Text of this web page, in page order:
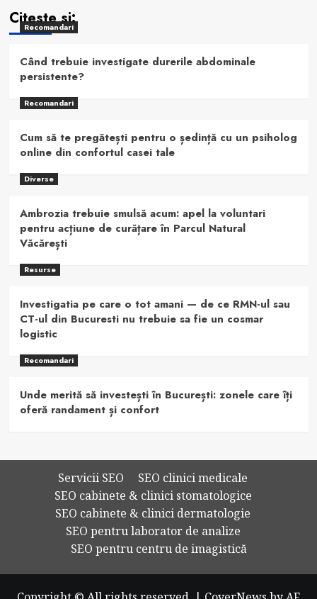
Citeste si:
Recomandari
Când trebuie investigate durerile abdominale
persistente?
Recomandari
Cum să te pregătești pentru o ședință cu un psiholog
online din confortul casei tale
Diverse
Ambrozia trebuie smulsă acum: apel la voluntari
pentru acțiune de curățare în Parcul Natural
Văcărești
Resurse
Investigatia pe care o tot amani — de ce RMN-ul sau
CT-ul din Bucuresti nu trebuie sa fie un cosmar
logistic
Recomandari
Unde merită să investești în București: zonele care îți
oferă randament și confort
Servicii SEO
SEO clinici medicale
SEO cabinete & clinici stomatologice
SEO cabinete & clinici dermatologie
SEO pentru laborator de analize
SEO pentru centru de imagistică